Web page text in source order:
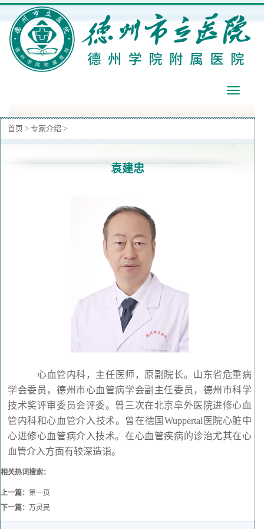
导
首页 > 专家介绍 >
袁建忠
心血管内科，主任医师，原副院长。山东省危重病
学会委员，德州市心血管病学会副主任委员，德州市科学
技术奖评审委员会评委。曾三次在北京阜外医院进修心血
管内科和心血管介入技术。曾在德国Wuppertal医院心脏中
心进修心血管病介入技术。在心血管疾病的诊治尤其在心
血管介入方面有较深造诣。
相关热词搜索：
上一篇： 第一页
下一篇： 万灵民